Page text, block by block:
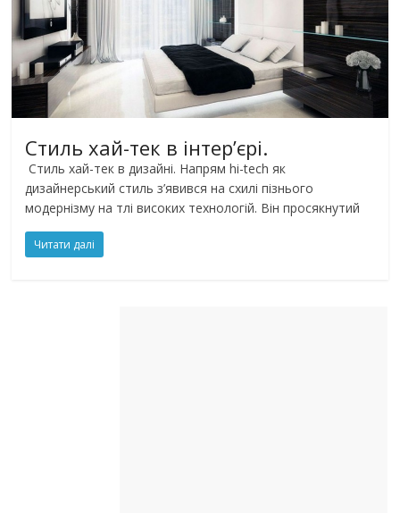
Стиль хай-тек в інтер’єрі.
Стиль хай-тек в дизайні. Напрям hi-tech як
дизайнерський стиль з’явився на схилі пізнього
модернізму на тлі високих технологій. Він просякнутий
Читати далі